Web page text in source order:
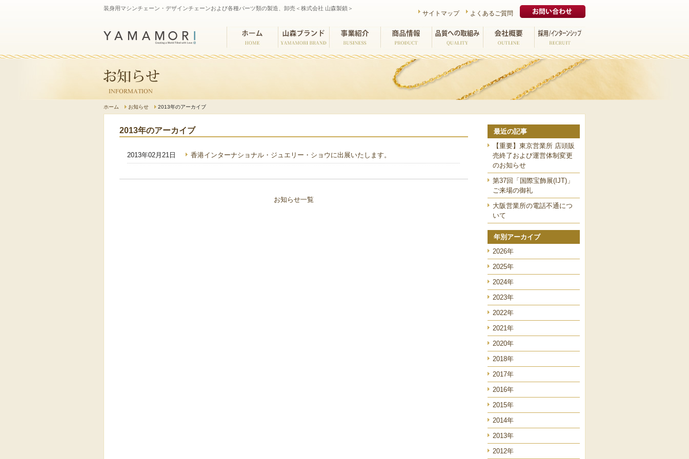
装身用マシンチェーン・デザインチェーンおよび各種パーツ類の製造、卸売＜株式会社 山森製鎖＞
サイトマップ よくあるご質問
ホーム 山森ブランド 事業紹介 商品情報 品質への取組み 会社概要
採用/インターンシ
ップ
ホーム お知らせ 2013年のアーカイブ
2013年のアーカイブ
2013年02月21日 香港インターナショナル・ジュエリー・ショウに出展いたします。
お知らせ一覧
最近の記事
【重要】東京営業所 店頭販
売終了および運営体制変更
のお知らせ
第37回「国際宝飾展(IJT)」
ご来場の御礼
大阪営業所の電話不通につ
いて
年別アーカイブ
2026年
2025年
2024年
2023年
2022年
2021年
2020年
2018年
2017年
2016年
2015年
2014年
2013年
2012年